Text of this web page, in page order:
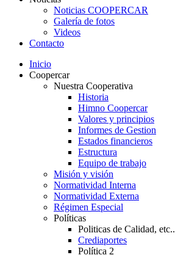
Noticias COOPERCAR
Galería de fotos
Videos
Contacto
Inicio
Coopercar
Nuestra Cooperativa
Historia
Himno Coopercar
Valores y principios
Informes de Gestion
Estados financieros
Estructura
Equipo de trabajo
Misión y visión
Normatividad Interna
Normatividad Externa
Régimen Especial
Políticas
Politicas de Calidad, etc..
Crediaportes
Política 2